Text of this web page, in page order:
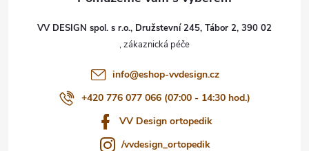
VV DESIGN spol. s r.o., Družstevní 245, Tábor 2, 390 02
info@eshop-vvdesign.cz
+420 776 077 066 (07:00 - 14:30 hod.)
VV Design ortopedik
/vvdesign_ortopedik